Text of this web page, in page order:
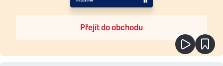
Přejít do obchodu